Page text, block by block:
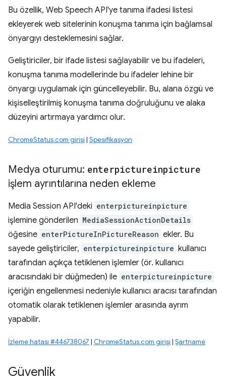
Bu özellik, Web Speech API'ye tanıma ifadesi listesi
ekleyerek web sitelerinin konuşma tanıma için bağlamsal
önyargıyı desteklemesini sağlar.
Geliştiriciler, bir ifade listesi sağlayabilir ve bu ifadeleri,
konuşma tanıma modellerinde bu ifadeler lehine bir
önyargı uygulamak için güncelleyebilir. Bu, alana özgü ve
kişiselleştirilmiş konuşma tanıma doğruluğunu ve alaka
düzeyini artırmaya yardımcı olur.
ChromeStatus.com girişi | Spesifikasyon
Medya oturumu: enterpictureinpicture
işlem ayrıntılarına neden ekleme
Media Session API'deki enterpictureinpicture
işlemine gönderilen MediaSessionActionDetails
öğesine enterPictureInPictureReason ekler. Bu
sayede geliştiriciler, enterpictureinpicture kullanıcı
tarafından açıkça tetiklenen işlemler (ör. kullanıcı
aracısındaki bir düğmeden) ile enterpictureinpicture
içeriğin engellenmesi nedeniyle kullanıcı aracısı tarafından
otomatik olarak tetiklenen işlemler arasında ayrım
yapabilir.
İzleme hatası #446738067 | ChromeStatus.com girişi | Şartname
Güvenlik